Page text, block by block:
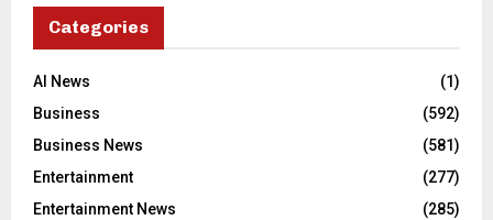
Categories
AI News
(1)
Business
(592)
Business News
(581)
Entertainment
(277)
Entertainment News
(285)